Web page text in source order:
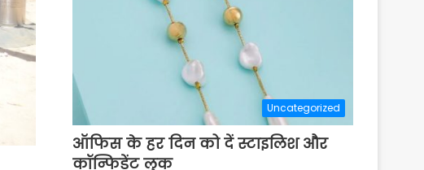
Uncategorized
ऑफिस के हर दिन को दें स्टाइलिश और
कॉन्फिडेंट लुक